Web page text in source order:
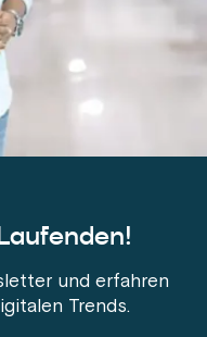
und erfahren
Trends.